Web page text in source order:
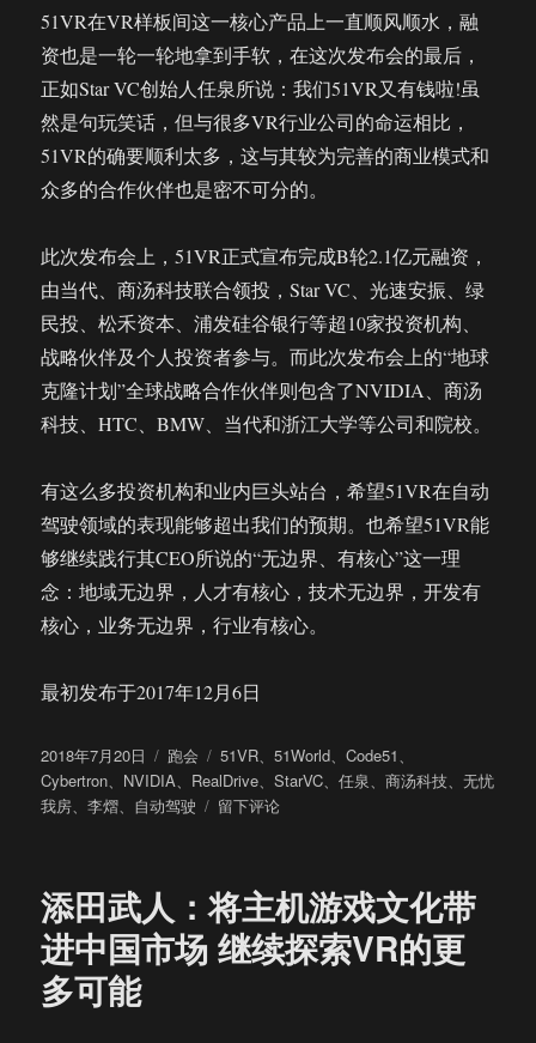
51VR在VR样板间这一核心产品上一直顺风顺水，融
资也是一轮一轮地拿到手软，在这次发布会的最后，
正如Star VC创始人任泉所说：我们51VR又有钱啦!虽
然是句玩笑话，但与很多VR行业公司的命运相比，
51VR的确要顺利太多，这与其较为完善的商业模式和
众多的合作伙伴也是密不可分的。
此次发布会上，51VR正式宣布完成B轮2.1亿元融资，
由当代、商汤科技联合领投，Star VC、光速安振、绿
民投、松禾资本、浦发硅谷银行等超10家投资机构、
战略伙伴及个人投资者参与。而此次发布会上的“地球
克隆计划”全球战略合作伙伴则包含了NVIDIA、商汤
科技、HTC、BMW、当代和浙江大学等公司和院校。
有这么多投资机构和业内巨头站台，希望51VR在自动
驾驶领域的表现能够超出我们的预期。也希望51VR能
够继续践行其CEO所说的“无边界、有核心”这一理
念：地域无边界，人才有核心，技术无边界，开发有
核心，业务无边界，行业有核心。
最初发布于2017年12月6日
发
布
于
2018年7月20日
分
类
跑会
标
签
51VR、51World、Code51、
Cybertron、 NVIDIA、 RealDrive、StarVC、任泉、商汤科技、无忧
我房、李熠、 自动驾驶
于
VR
样
板
留下评论
添田武人：将主机游戏文化带
进中国市场 继续探索VR的更
多可能